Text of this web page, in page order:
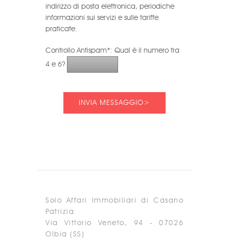
indirizzo di posta elettronica, periodiche
informazioni sui servizi e sulle tariffe
praticate.
Controllo Antispam*: Qual è il numero tra
4 e 6?
INVIA MESSAGGIO >
Solo Affari Immobiliari di Casano
Patrizia
Via Vittorio Veneto, 94 - 07026
Olbia (SS)